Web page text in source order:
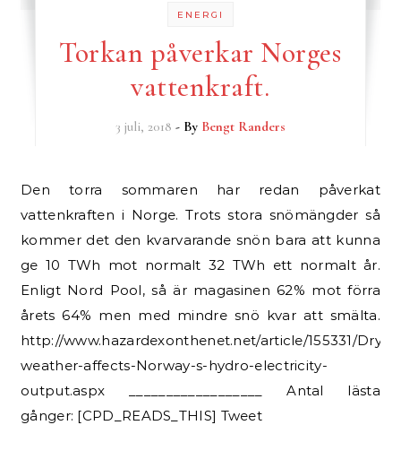
ENERGI
Torkan påverkar Norges
vattenkraft.
3 juli, 2018 - By Bengt Randers
Den torra sommaren har redan påverkat
vattenkraften i Norge. Trots stora snömängder så
kommer det den kvarvarande snön bara att kunna
ge 10 TWh mot normalt 32 TWh ett normalt år.
Enligt Nord Pool, så är magasinen 62% mot förra
årets 64% men med mindre snö kvar att smälta.
http://www.hazardexonthenet.net/article/155331/Dry-
weather-affects-Norway-s-hydro-electricity-
output.aspx __________________ Antal lästa
gånger: [CPD_READS_THIS] Tweet